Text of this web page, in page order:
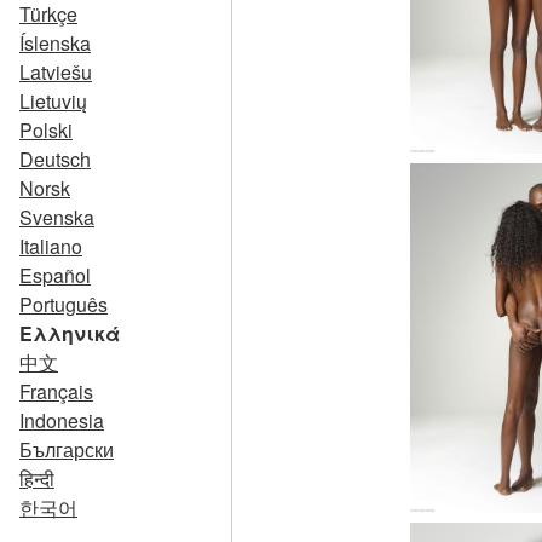
Türkçe
Íslenska
Latviešu
Lietuvių
Polski
Deutsch
Norsk
Svenska
Italiano
Español
Português
Ελληνικά
中文
Français
Indonesia
Български
हिन्दी
한국어